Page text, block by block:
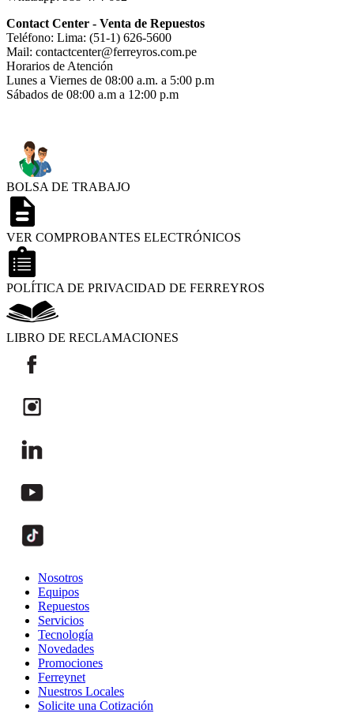
Contact Center - Venta de Repuestos
Teléfono: Lima: (51-1) 626-5600
Mail: contactcenter@ferreyros.com.pe
Horarios de Atención
Lunes a Viernes de 08:00 a.m. a 5:00 p.m
Sábados de 08:00 a.m a 12:00 p.m
BOLSA DE TRABAJO
VER COMPROBANTES ELECTRÓNICOS
POLÍTICA DE PRIVACIDAD DE FERREYROS
LIBRO DE RECLAMACIONES
Nosotros
Equipos
Repuestos
Servicios
Tecnología
Novedades
Promociones
Ferreynet
Nuestros Locales
Solicite una Cotización